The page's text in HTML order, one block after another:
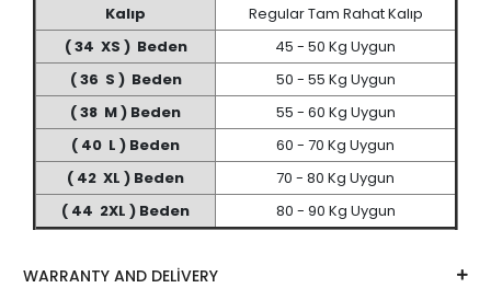
Kalıp
Regular Tam Rahat Kalıp
( 34 XS ) Beden
45 - 50 Kg Uygun
( 36 S ) Beden
50 - 55 Kg Uygun
( 38 M ) Beden
55 - 60 Kg Uygun
( 40 L ) Beden
60 - 70 Kg Uygun
( 42 XL ) Beden
70 - 80 Kg Uygun
( 44 2XL ) Beden
80 - 90 Kg Uygun
WARRANTY AND DELİVERY